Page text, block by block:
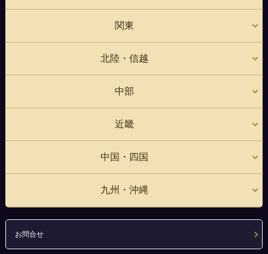
関東
北陸・信越
中部
近畿
中国・四国
九州・沖縄
お問合せ